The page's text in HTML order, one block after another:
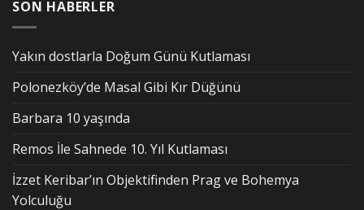
SON HABERLER
Yakın dostlarla Doğum Günü Kutlaması
Polonezköy’de Masal Gibi Kır Düğünü
Barbara 10 yaşında
Remos İle Sahnede 10. Yıl Kutlaması
İzzet Keribar’ın Objektifinden Prag ve Bohemya
Yolculuğu